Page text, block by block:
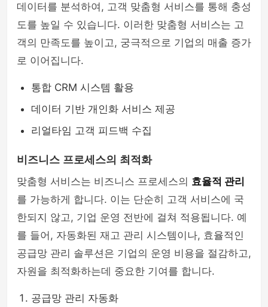
데이터를 분석하여, 고객 맞춤형 서비스를 통해 충성
도를 높일 수 있습니다. 이러한 맞춤형 서비스는 고
객의 만족도를 높이고, 궁극적으로 기업의 매출 증가
로 이어집니다.
통합 CRM 시스템 활용
데이터 기반 개인화 서비스 제공
리얼타임 고객 피드백 수집
비즈니스 프로세스의 최적화
맞춤형 서비스는 비즈니스 프로세스의 효율적 관리
를 가능하게 합니다. 이는 단순히 고객 서비스에 국
한되지 않고, 기업 운영 전반에 걸쳐 적용됩니다. 예
를 들어, 자동화된 재고 관리 시스템이나, 효율적인
공급망 관리 솔루션은 기업의 운영 비용을 절감하고,
자원을 최적화하는데 중요한 기여를 합니다.
공급망 관리 자동화